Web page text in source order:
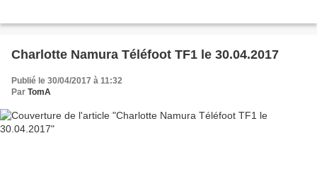
Charlotte Namura Téléfoot TF1 le 30.04.2017
Publié le 30/04/2017 à 11:32
Par TomA